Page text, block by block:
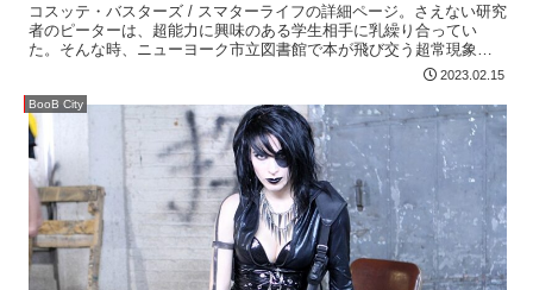
コスッテ・バスターズ / スマターライフの詳細ページ。さえない研究
者のピーターは、超能力に興味のある学生相手に乳繰り合ってい
た。そんな時、ニューヨーク市立図書館で本が飛び交う超常現象が
発生！現地に向かった『バスターズ』3人に超セクシーな幽霊が襲い
かかる！触れないはずの幽霊がなぜかレイの股間を咥えている！？
超常現象はいたるところで起き始め、美しい女性「ディナ」のアパ
ートでもソーセージが飛び始める！逃げ惑うディナが冷蔵庫を開け
ると、そこには異次元の世界が広がり、『乱交の神』が復活を遂げ
るところだった…
2023.02.15
BooB City